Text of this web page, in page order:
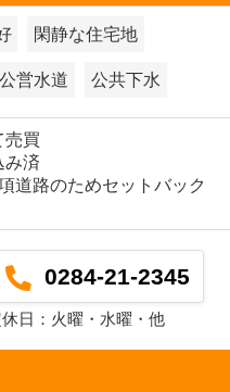
閑静な住宅地
公営水道 公共下水
売買
み済
道路のためセットバック
0284-21-2345
日：火曜・水曜・他